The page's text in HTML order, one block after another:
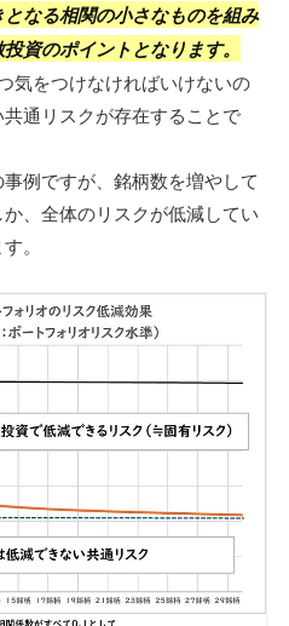
なる相関の小さなものを組み
資のポイントとなります。
気をつけなければいけないの
通リスクが存在することで
例ですが、銘柄数を増やして
、全体のリスクが低減してい
。